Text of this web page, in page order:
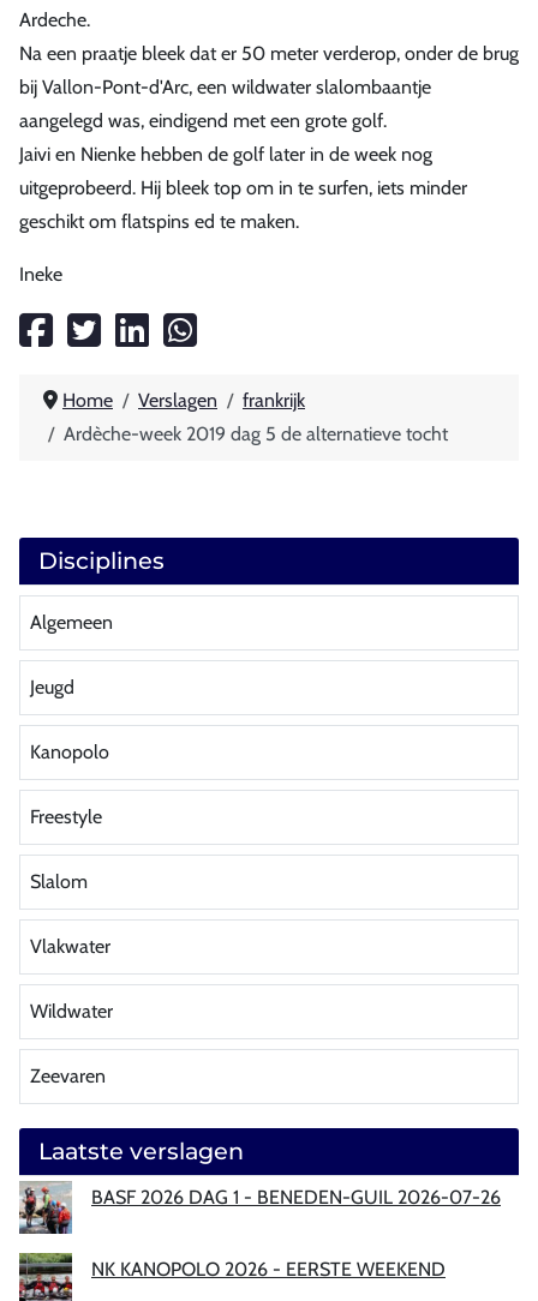
Ardeche.
Na een praatje bleek dat er 50 meter verderop, onder de brug
bij Vallon-Pont-d'Arc, een wildwater slalombaantje
aangelegd was, eindigend met een grote golf.
Jaivi en Nienke hebben de golf later in de week nog
uitgeprobeerd. Hij bleek top om in te surfen, iets minder
geschikt om flatspins ed te maken.
Ineke
Home Verslagen
frankrijk
Ardèche-week 2019 dag 5 de alternatieve tocht
Disciplines
Algemeen
Jeugd
Kanopolo
Freestyle
Slalom
Vlakwater
Wildwater
Zeevaren
Laatste verslagen
BASF 2026 DAG 1 - BENEDEN-GUIL 2026-07-26
NK KANOPOLO 2026 - EERSTE WEEKEND